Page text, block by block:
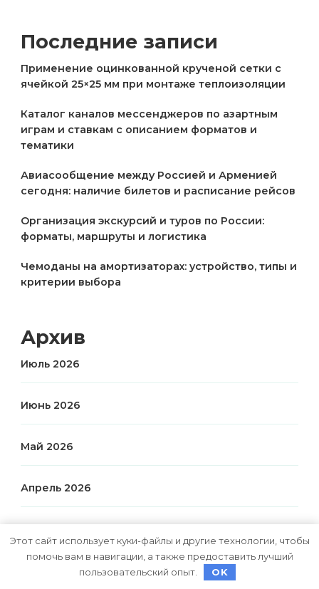
Последние записи
Применение оцинкованной крученой сетки с
ячейкой 25×25 мм при монтаже теплоизоляции
Каталог каналов мессенджеров по азартным
играм и ставкам с описанием форматов и
тематики
Авиасообщение между Россией и Арменией
сегодня: наличие билетов и расписание рейсов
Организация экскурсий и туров по России:
форматы, маршруты и логистика
Чемоданы на амортизаторах: устройство, типы и
критерии выбора
Архив
Июль 2026
Июнь 2026
Май 2026
Апрель 2026
Январь 2026
Этот сайт использует куки-файлы и другие технологии, чтобы
помочь вам в навигации, а также предоставить лучший
пользовательский опыт.
OK